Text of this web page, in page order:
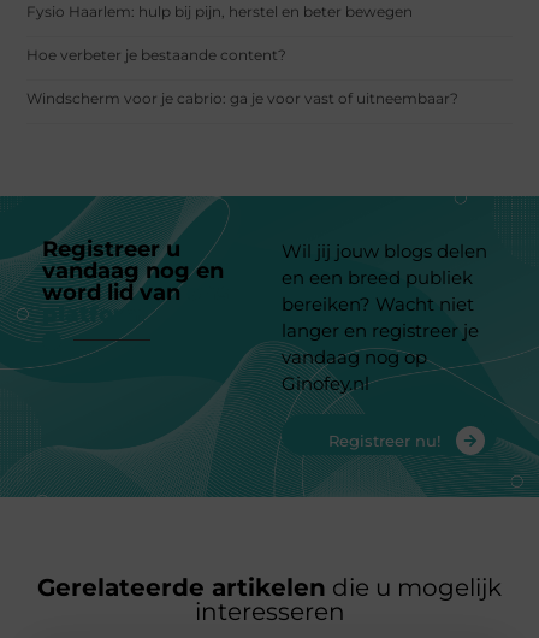
Fysio Haarlem: hulp bij pijn, herstel en beter bewegen
Hoe verbeter je bestaande content?
Windscherm voor je cabrio: ga je voor vast of uitneembaar?
Registreer u
vandaag nog en
word lid van
platform
Wil jij jouw blogs delen
en een breed publiek
bereiken? Wacht niet
langer en registreer je
vandaag nog op
Ginofey.nl
Registreer nu!
Gerelateerde artikelen die u mogelijk
interesseren